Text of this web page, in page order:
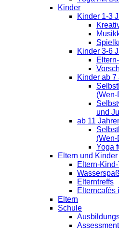
Kinder
Kinder 1-3
Kinder 3-6
Kinder ab 7
(Wen-
und
ab 11
(Wen-
Yoga
Eltern und Kinder
Eltern-
Elterntreffs
Elterncafés
Eltern
Schule